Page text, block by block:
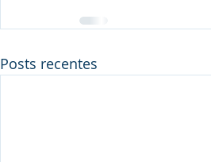
Posts recentes